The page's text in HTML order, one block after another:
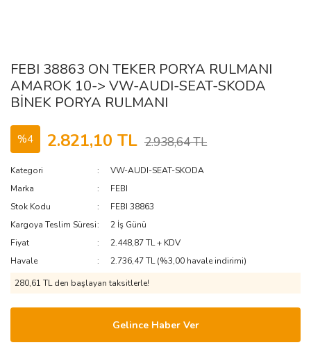
FEBI 38863 ON TEKER PORYA RULMANI
AMAROK 10-> VW-AUDI-SEAT-SKODA
BİNEK PORYA RULMANI
%4 2.821,10 TL 2.938,64 TL
Kategori
VW-AUDI-SEAT-SKODA
Marka
FEBI
Stok Kodu
FEBI 38863
Kargoya Teslim Süresi
2 İş Günü
Fiyat
2.448,87 TL + KDV
Havale
2.736,47 TL (%3,00 havale indirimi)
280,61 TL den başlayan taksitlerle!
Gelince Haber Ver